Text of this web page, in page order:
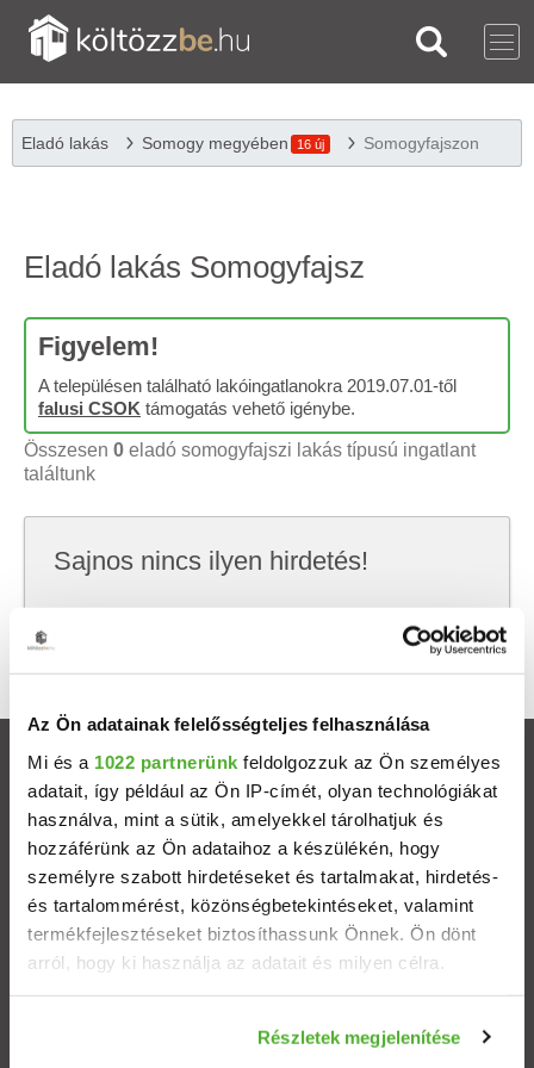
Az Ön adatainak felelősségteljes felhasználása
Mi és a 1022 partnerünk feldolgozzuk az Ön személyes
adatait, így például az Ön IP-címét, olyan technológiákat
használva, mint a sütik, amelyekkel tárolhatjuk és
hozzáférünk az Ön adataihoz a készülékén, hogy
személyre szabott hirdetéseket és tartalmakat, hirdetés-
és tartalommérést, közönségbetekintéseket, valamint
termékfejlesztéseket biztosíthassunk Önnek. Ön dönt
arról, hogy ki használja az adatait és milyen célra.
Információgyűjtés az Ön földrajzi elhelyezkedéséről
Részletek megjelenítése
Eladó lakás Somogy megyében 16 új Somogyfajszon
Eladó lakás Somogyfajsz
Figyelem!
A településen található lakóingatlanokra 2019.07.01-től
falusi CSOK támogatás vehető igénybe.
Összesen 0 eladó somogyfajszi lakás típusú ingatlant
találtunk
Sajnos nincs ilyen hirdetés!
keresni, hátha akkor megtalálod, amit keresel.
Ingatlanok
Eladó házak
Eladó lakások
Települések